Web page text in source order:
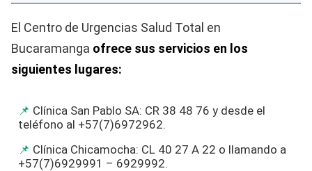
El Centro de Urgencias Salud Total en
Bucaramanga ofrece sus servicios en los
siguientes lugares:
Clínica San Pablo SA: CR 38 48 76 y desde el
teléfono al +57(7)6972962.
Clínica Chicamocha: CL 40 27 A 22 o llamando a
+57(7)6929991 – 6929992.